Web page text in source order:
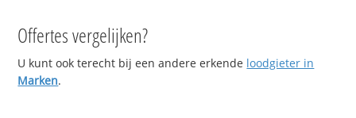
Offertes vergelijken?
U kunt ook terecht bij een andere erkende loodgieter in
Marken.